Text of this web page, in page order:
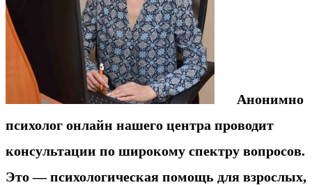
Анонимно
психолог онлайн нашего центра проводит
консультации по широкому спектру вопросов.
Это — психологическая помощь для взрослых,